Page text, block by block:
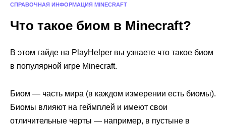
СПРАВОЧНАЯ ИНФОРМАЦИЯ MINECRAFT
Что такое биом в Minecraft?
В этом гайде на PlayHelper вы узнаете что такое биом
в популярной игре Minecraft.
Биом — часть мира (в каждом измерении есть биомы).
Биомы влияют на геймплей и имеют свои
отличительные черты — например, в пустыне в